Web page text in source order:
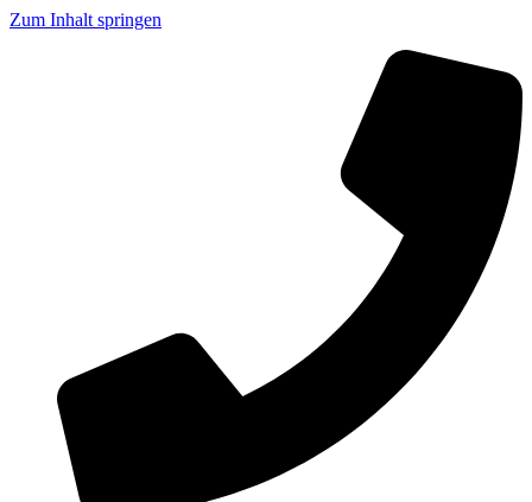
Zum Inhalt springen